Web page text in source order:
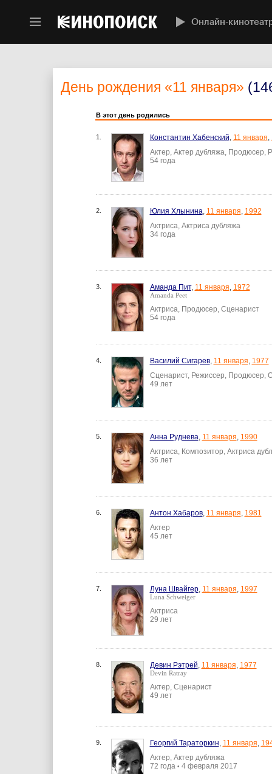
Онлайн-
День рождения «11 января»
В этот день родились
1. Константин Хабенский, 11 января,
Актер, Актер дубляжа, Продюсер,
54 года
2. Юлия Хлынина, 11 января, 1992
Актриса, Актриса дубляжа
34 года
3. Аманда Пит, 11 января, 1972
Amanda Peet
Актриса, Продюсер, Сценарист
54 года
4. Василий Сигарев, 11 января, 1977
Сценарист, Режиссер, Продюсер,
49 лет
5. Анна Руднева, 11 января, 1990
Актриса, Композитор, Актриса
36 лет
6. Антон Хабаров, 11 января, 1981
Актер
45 лет
7. Луна Швайгер, 11 января, 1997
Luna Schweiger
Актриса
29 лет
8. Девин Рэтрей, 11 января, 1977
Devin Ratray
Актер, Сценарист
49 лет
9. Георгий Тараторкин, 11 января,
Актер, Актер дубляжа
72 года • 4 февраля 2017